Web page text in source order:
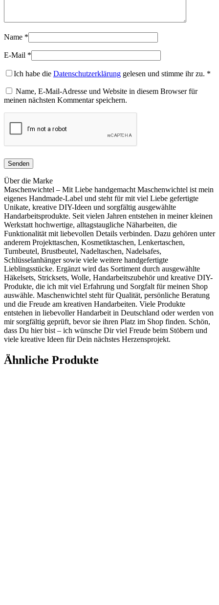
Name *
E-Mail *
Ich habe die Datenschutzerklärung gelesen und stimme ihr zu. *
Name, E-Mail-Adresse und Website in diesem Browser für
meinen nächsten Kommentar speichern.
Über die Marke
Maschenwichtel – Mit Liebe handgemacht Maschenwichtel ist mein
eigenes Handmade-Label und steht für mit viel Liebe gefertigte
Unikate, kreative DIY-Ideen und sorgfältig ausgewählte
Handarbeitsprodukte. Seit vielen Jahren entstehen in meiner kleinen
Werkstatt hochwertige, alltagstaugliche Näharbeiten, die
Funktionalität mit liebevollen Details verbinden. Dazu gehören unter
anderem Projekttaschen, Kosmetiktaschen, Lenkertaschen,
Turnbeutel, Brustbeutel, Nadeltaschen, Nadelsafes,
Schlüsselanhänger sowie viele weitere handgefertigte
Lieblingsstücke. Ergänzt wird das Sortiment durch ausgewählte
Häkelsets, Stricksets, Wolle, Handarbeitszubehör und kreative DIY-
Produkte, die ich mit viel Erfahrung und Sorgfalt für meinen Shop
auswähle. Maschenwichtel steht für Qualität, persönliche Beratung
und die Freude am kreativen Handarbeiten. Viele Produkte
entstehen in liebevoller Handarbeit in Deutschland oder werden von
mir sorgfältig geprüft, bevor sie ihren Platz im Shop finden. Schön,
dass Du hier bist – ich wünsche Dir viel Freude beim Stöbern und
viele kreative Ideen für Dein nächstes Herzensprojekt.
Ähnliche Produkte